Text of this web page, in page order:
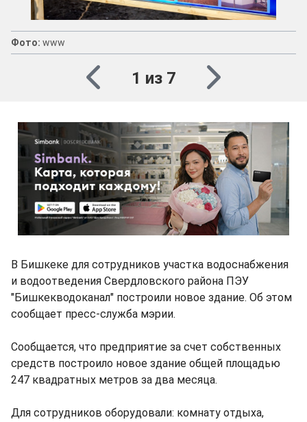
Фото: www
1 из 7
В Бишкеке для сотрудников участка водоснабжения
и водоотведения Свердловского района ПЭУ
"Бишкекводоканал" построили новое здание. Об этом
сообщает пресс-служба мэрии.
Сообщается, что предприятие за счет собственных
средств построило новое здание общей площадью
247 квадратных метров за два месяца.
Для сотрудников оборудовали: комнату отдыха,